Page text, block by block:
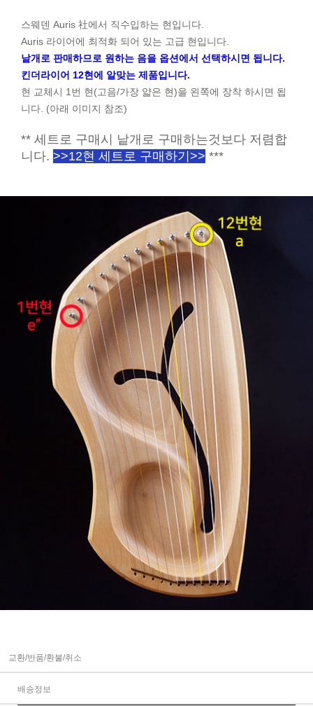
스웨덴 Auris 社에서 직수입하는 현입니다.
Auris 라이어에 최적화 되어 있는 고급 현입니다.
낱개로 판매하므로 원하는 음을 옵션에서 선택하시면 됩니다.
킨더라이어 12현에 알맞는 제품입니다.
현 교체시 1번 현(고음/가장 얇은 현)을 왼쪽에 장착 하시면 됩
니다. (아래 이미지 참조)
** 세트로 구매시 낱개로 구매하는것보다 저렴합
니다. >>12현 세트로 구매하기>> ***
교환/반품/환불/취소
배송정보